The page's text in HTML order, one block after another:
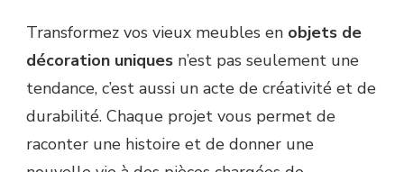
Transformez vos vieux meubles en objets de
décoration uniques n’est pas seulement une
tendance, c’est aussi un acte de créativité et de
durabilité. Chaque projet vous permet de
raconter une histoire et de donner une